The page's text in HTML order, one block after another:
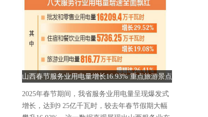
山西春节服务业用电量增长16.93% 重点旅游景点
人气爆棚
2025年春节期间，我省服务业用电量呈现爆发式
增长，达到9 25亿千瓦时，较去年春节假期大幅